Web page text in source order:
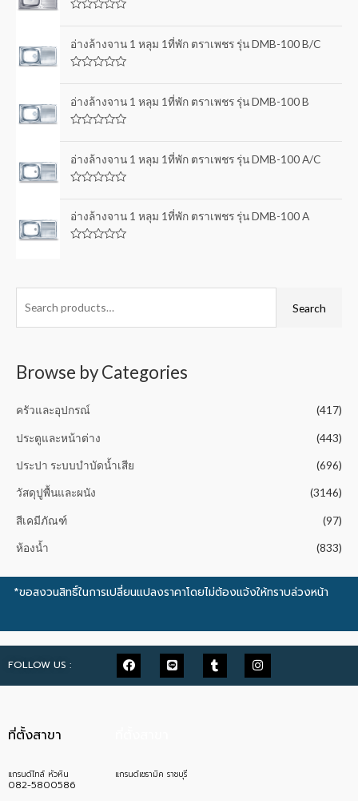
t
e
d
t
o
f
อ่างล้างจาน 1 หลุม 1ที่พัก ตราเพชร รุ่น DMB-100 B/C
t
e
d
t
o
f
อ่างล้างจาน 1 หลุม 1ที่พัก ตราเพชร รุ่น DMB-100 B
t
e
d
t
o
f
อ่างล้างจาน 1 หลุม 1ที่พัก ตราเพชร รุ่น DMB-100 A/C
t
e
d
o
5
อ่างล้างจาน 1 หลุม 1ที่พัก ตราเพชร รุ่น DMB-100 A
d
o
Search
Browse by Categories
ครัวและอุปกรณ์ (417)
ประตูและหน้าต่าง (443)
ประปา ระบบบำบัดน้ำเสีย (696)
วัสดุปูพื้นและผนัง (3146)
สีเคมีภัณฑ์ (97)
ห้องน้ำ (833)
*ขอสงวนสิทธิ์ในการเปลี่ยนแปลงราคาโดยไม่ต้องแจ้งให้ทราบล่วงหน้า
FOLLOW US :
ที่ตั้งสาขา
แกรนด์ไทล์ หัวหิน
082-5800586
แกรนด์เซรามิค ราชบุรี